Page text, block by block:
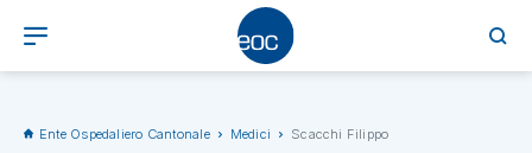
Ente Ospedaliero Cantonale Medici Scacchi Filippo